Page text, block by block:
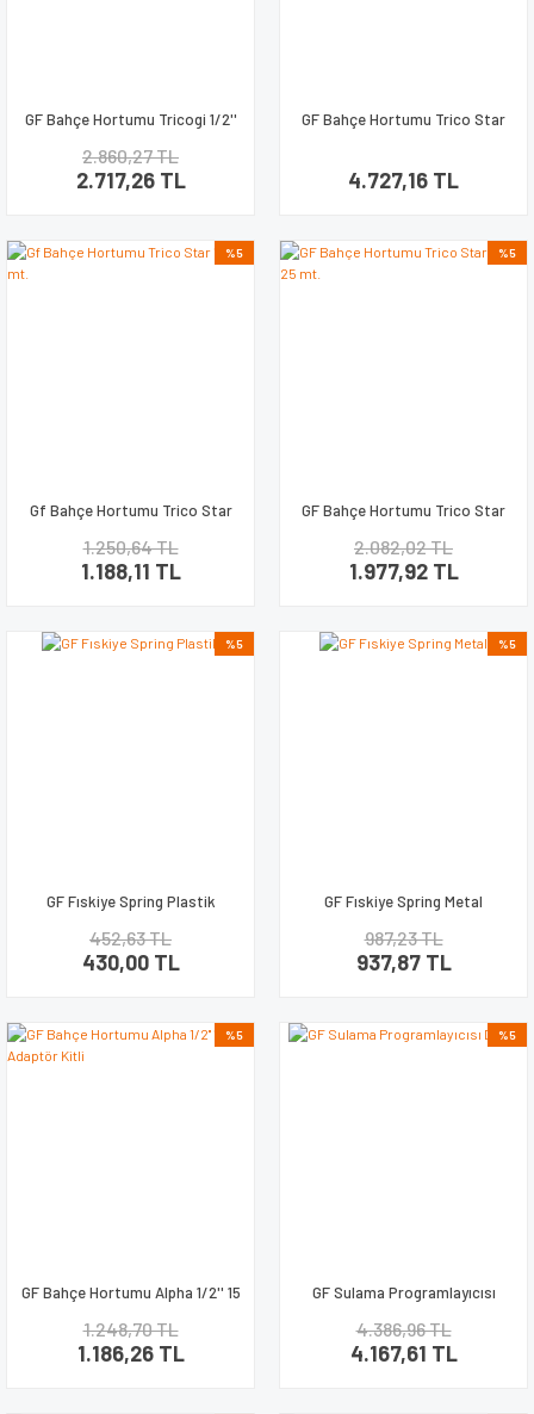
GF Bahçe Hortumu Tricogi 1/2''
2.860,27 TL
2.717,26 TL
GF Bahçe Hortumu Trico Star
4.727,16 TL
%5
Gf Bahçe Hortumu Trico Star
1.250,64 TL
1.188,11 TL
%5
GF Bahçe Hortumu Trico Star
2.082,02 TL
1.977,92 TL
%5
GF Fıskiye Spring Plastik
452,63 TL
430,00 TL
%5
GF Fıskiye Spring Metal
987,23 TL
937,87 TL
%5
GF Bahçe Hortumu Alpha 1/2'' 15
1.248,70 TL
1.186,26 TL
%5
GF Sulama Programlayıcısı
4.386,96 TL
4.167,61 TL